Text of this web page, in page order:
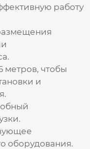
работу
метров, чтобы
и
оборудования.